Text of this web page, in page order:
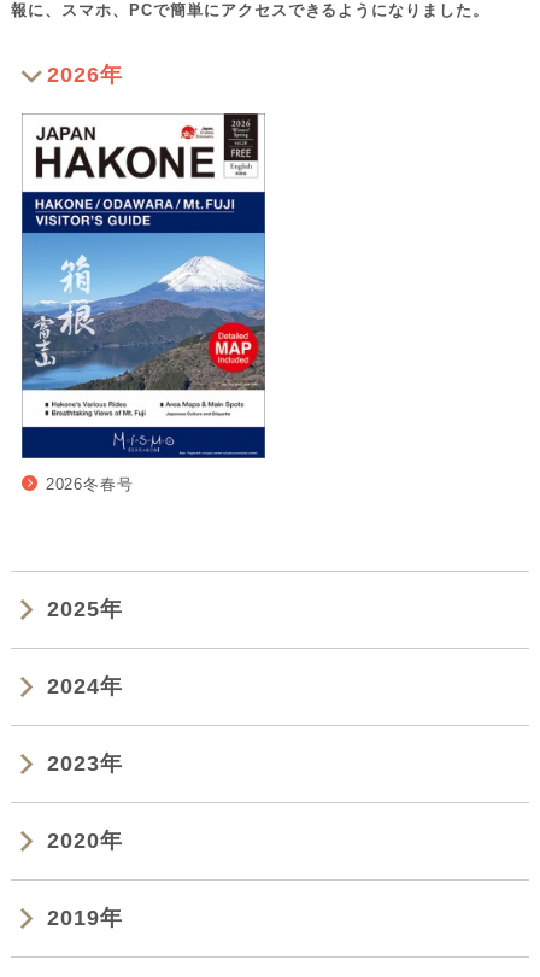
報に、スマホ、PCで簡単にアクセスできるようになりました。
2026年
2026冬春号
2025年
2024年
2023年
2020年
2019年